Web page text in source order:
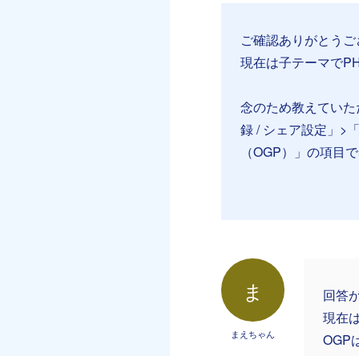
ご確認ありがとうご
現在は子テーマで
念のため教えてい
録 / シェア設定」>
（OGP）」の項目
ま
まえちゃん
回答
現在
OGP